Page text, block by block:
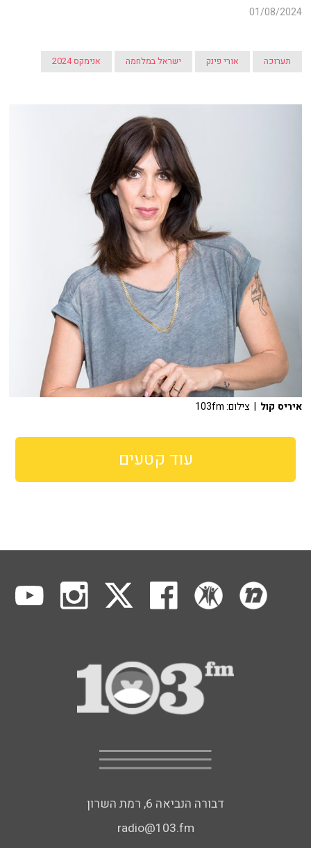
01/08/2024
תערוכה אורי פינק ישראל במלחמה אנימקס 2024
איריס קול | צילום: 103fm
עוד קטעים
דבורה הנביאה 6, רמת השרון
radio@103.fm